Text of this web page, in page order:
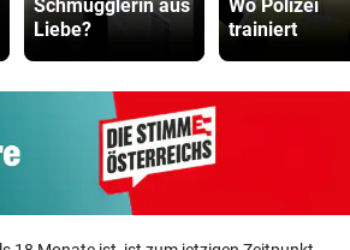
Schmugglerin aus
Liebe?
Wo Polizei
trainiert